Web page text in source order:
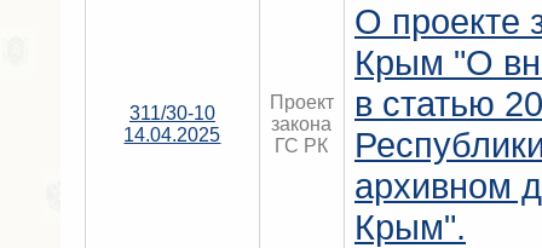
311/30-10
14.04.2025
Проект
закона
ГС РК
О проекте
Крым "О
в статью
архивном
Крым".